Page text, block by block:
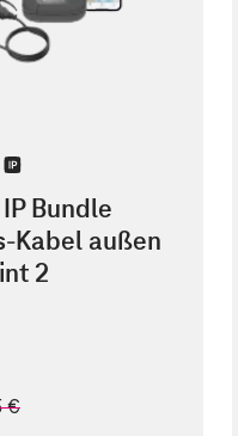
Bundle
Kabel außen
2
€